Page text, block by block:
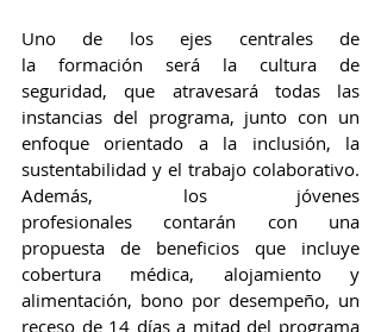
Uno de los ejes centrales de
la formación será la cultura de
seguridad, que atravesará todas las
instancias del programa, junto con un
enfoque orientado a la inclusión, la
sustentabilidad y el trabajo colaborativo.
Además, los jóvenes
profesionales contarán con una
propuesta de beneficios que incluye
cobertura médica, alojamiento y
alimentación, bono por desempeño, un
receso de 14 días a mitad del programa